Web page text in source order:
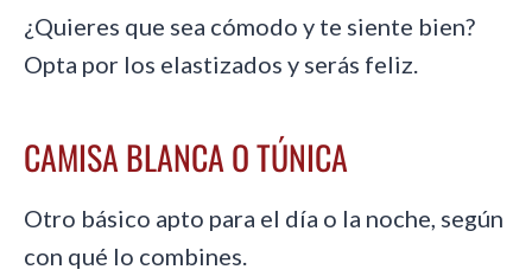
¿Quieres que sea cómodo y te siente bien?
Opta por los elastizados y serás feliz.
CAMISA BLANCA O TÚNICA
Otro básico apto para el día o la noche, según
con qué lo combines.